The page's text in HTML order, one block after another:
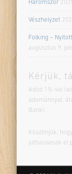
Háromszor
Vészhelyzet
Folking –
augusztus 9.
Kérjük,
Adód 1%-val
adománnyal,
Bank).
Köszönjük,
juthassanak el